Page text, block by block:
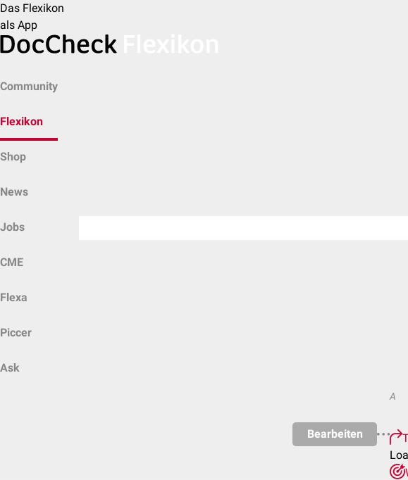
Das Flexikon
als App
Community
Flexikon
Shop
News
Jobs
CME
Flexa
Piccer
Ask
Bearbeiten
A